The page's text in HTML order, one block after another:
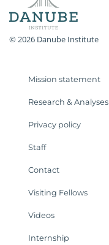
© 2026 Danube Institute
Mission statement
Research & Analyses
Privacy policy
Staff
Contact
Visiting Fellows
Videos
Internship